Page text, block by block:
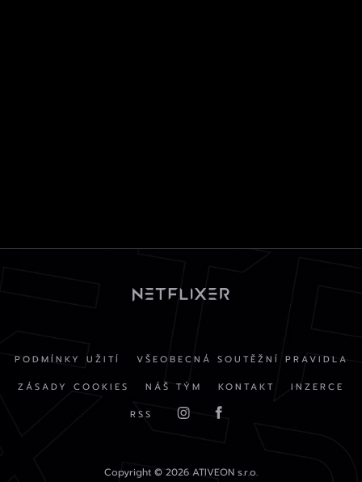
PODMÍNKY UŽITÍ
VŠEOBECNÁ SOUTĚŽNÍ PRAVIDLA
ZÁSADY COOKIES
NÁŠ TÝM KONTAKT
INZERCE
RSS
Copyright © 2026 ATIVEON s.r.o.